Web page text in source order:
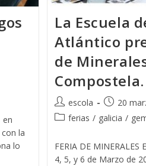
en
la
lo
La Escuela
Atlántico
de
Compostela.
Autor
de
escola
de
20
Categoría
la
entrada:
ferias / galicia /
FERIA DE MINERALES
4, 5, y 6 de Marzo de